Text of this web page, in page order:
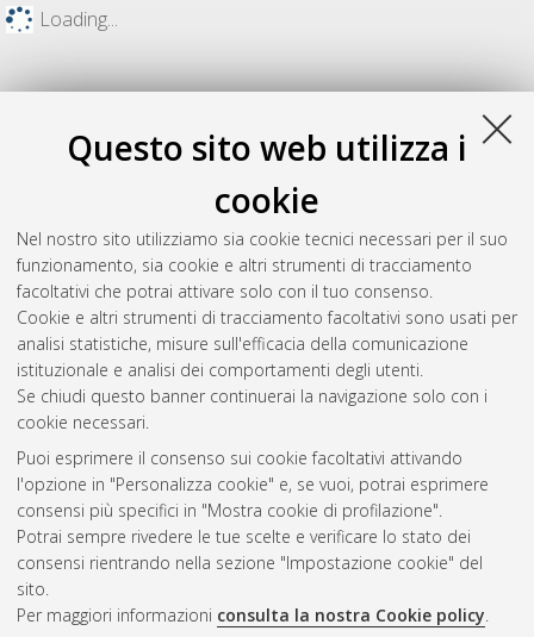
Questo sito web utilizza i
cookie
Nel nostro sito utilizziamo sia cookie tecnici necessari per il suo
funzionamento, sia cookie e altri strumenti di tracciamento
facoltativi che potrai attivare solo con il tuo consenso.
Cookie e altri strumenti di tracciamento facoltativi sono usati per
analisi statistiche, misure sull'efficacia della comunicazione
istituzionale e analisi dei comportamenti degli utenti.
Se chiudi questo banner continuerai la navigazione solo con i
cookie necessari.
Puoi esprimere il consenso sui cookie facoltativi attivando
l'opzione in "Personalizza cookie" e, se vuoi, potrai esprimere
consensi più specifici in "Mostra cookie di profilazione".
Potrai sempre rivedere le tue scelte e verificare lo stato dei
consensi rientrando nella sezione "Impostazione cookie" del
sito.
Per maggiori informazioni consulta la nostra Cookie policy.
Loading...
Gestione del documento:
Atom
Rss 1.0
Rss 2.0
ISSN: 2038-7946